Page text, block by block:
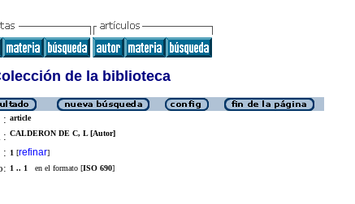
de la biblioteca
: article
: CALDERON DE C, L [Autor]
: 1 [refinar]
1 .. 1 en el formato [ISO 690]